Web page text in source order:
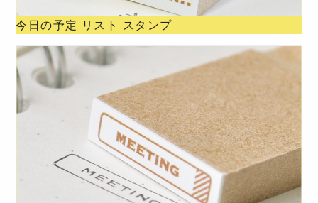
今日の予定 リスト スタンプ